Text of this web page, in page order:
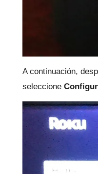
A continuación,
seleccione